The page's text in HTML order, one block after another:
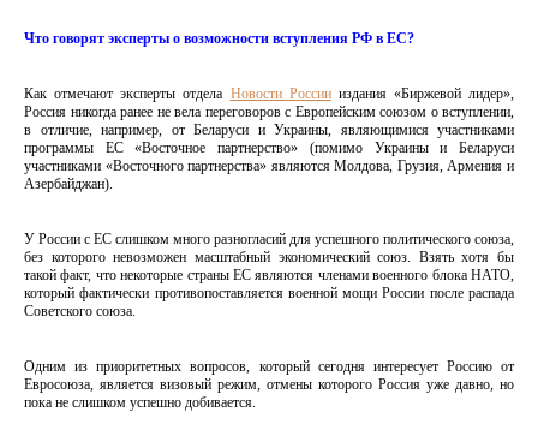
Что говорят эксперты о возможности вступления РФ в ЕС?
Как отмечают эксперты отдела Новости Россиииздания «Биржевой лидер»,
Россия никогда ранее не вела переговоров с Европейским союзом о вступлении,
в отличие, например, от Беларуси и Украины, являющимися участниками
программы ЕС «Восточное партнерство» (помимо Украины и Беларуси
участниками «Восточного партнерства» являются Молдова, Грузия, Армения и
Азербайджан).
У России с ЕС слишком много разногласий для успешного политического союза,
без которого невозможен масштабный экономический союз. Взять хотя бы
такой факт, что некоторые страны ЕС являются членами военного блока НАТО,
который фактически противопоставляется военной мощи России после распада
Советского союза.
Одним из приоритетных вопросов, который сегодня интересует Россию от
Евросоюза, является визовый режим, отмены которого Россия уже давно, но
пока не слишком успешно добивается.